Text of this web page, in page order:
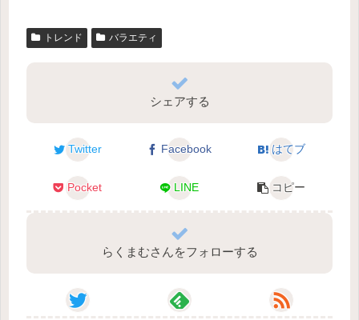
トレンド バラエティ
シェアする
Twitter Facebook はてブ
Pocket LINE コピー
らくまむさんをフォローする